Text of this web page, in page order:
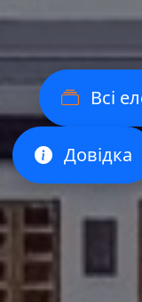
Всі
Довідка